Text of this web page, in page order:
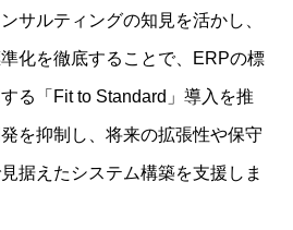
サルティングの知見を活かし、
化を徹底することで、ERPの標
る「Fit to Standard」導入を推
を抑制し、将来の拡張性や保守
据えたシステム構築を支援しま